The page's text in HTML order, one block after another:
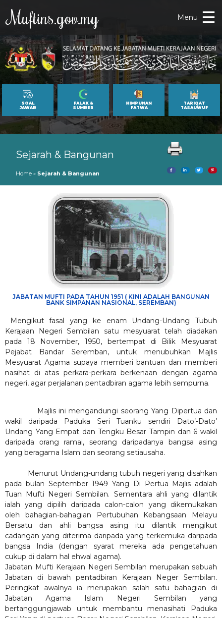
Muftins.gov.my Menu
SOAL
JAWAB
FALAK &
SUMBER
HIMPUNAN
FATWA
TARIQAT
TASAUWUF
Sejarah & Bangunan
Home » Sejarah & Bangunan
JABATAN MUFTI PADA TAHUN 1951 ( KINI ADALAH BANGUNAN
BANK SIMPANAN NASIONAL, SEREMBAN)
Mengikut fasal yang ke enam Undang-Undang Tubuh
Kerajaan Negeri Sembilan satu mesyuarat telah diadakan
pada 18 November, 1950, bertempat di Bilik Mesyuarat
Pejabat Bandar Seremban, untuk menubuhkan Majlis
Mesyuarat Agama supaya memberi bantuan dan memberi
nasihat di atas perkara-perkara berkenaan dengan agama
negeri, agar perjalanan pentadbiran agama lebih sempurna.
Majlis ini mengandungi seorang Yang Dipertua dan
wakil daripada Paduka Seri Tuanku sendiri Dato’-Dato’
Undang Yang Empat dan Tengku Besar Tampin dan 6 wakil
daripada orang ramai, seorang daripadanya bangsa asing
yang beragama Islam dan seorang setiausaha.
Menurut Undang-undang tubuh negeri yang disahkan
pada bulan September 1949 Yang Di Pertua Majlis adalah
Tuan Mufti Negeri Sembilan. Sementara ahli yang dilantik
ialah yang dipilih daripada calon-calon yang dikemukakan
oleh bahagian-bahagian Pertubuhan Kebangsaan Melayu
Bersatu dan ahli bangsa asing itu dilantik mengikut
cadangan yang diterima daripada yang terkemuka daripada
bangsa India (dengan syarat mereka ada pengetahuan
cukup di dalam hal ehwal agama).
Jabatan Mufti Kerajaan Negeri Sembilan merupakan sebuah
Jabatan di bawah pentadbiran Kerajaan Neger Sembilan.
Peringkat awalnya ia merupakan salah satu bahagian di
Jabatan Agama Islam Negeri Sembilan yang
bertanggungjawab untuk membantu menasihati Paduka